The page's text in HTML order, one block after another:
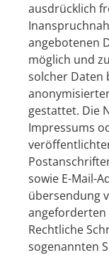
ausdrücklich
angebotenen
möglich und
solcher Daten
gestattet. Die
Impressums
sowie E-Mail-
übersendung
Rechtliche
sogenannten